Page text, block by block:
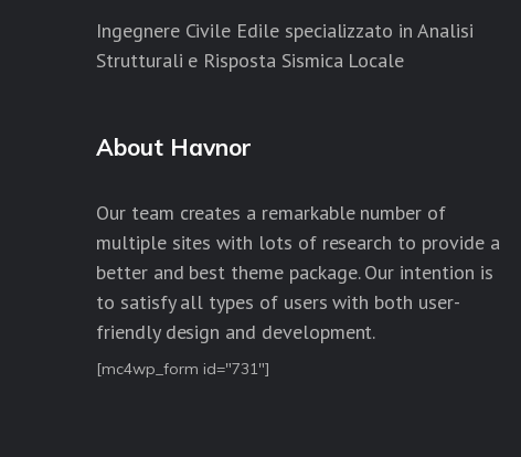
Ingegnere Civile Edile specializzato in Analisi
Strutturali e Risposta Sismica Locale
About Havnor
Our team creates a remarkable number of
multiple sites with lots of research to provide a
better and best theme package. Our intention is
to satisfy all types of users with both user-
friendly design and development.
[mc4wp_form id="731"]